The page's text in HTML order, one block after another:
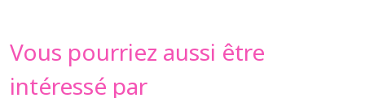
Vous pourriez aussi être
intéressé par